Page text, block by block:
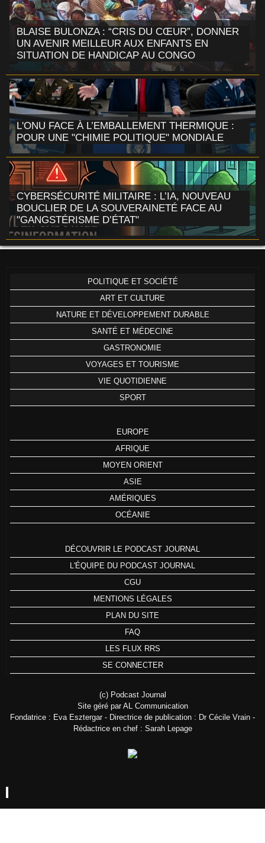
BLAISE BULONZA : “CRIS DU CŒUR”, DONNER
UN AVENIR MEILLEUR AUX ENFANTS EN
SITUATION DE HANDICAP AU CONGO
L'ONU FACE À L’EMBALLEMENT THERMIQUE :
POUR UNE "CHIMIE POLITIQUE" MONDIALE
CYBERSÉCURITÉ MILITAIRE : L’IA, NOUVEAU
BOUCLIER DE LA SOUVERAINETÉ FACE AU
"GANGSTÉRISME D’ÉTAT"
POLITIQUE ET SOCIÉTÉ
ART ET CULTURE
NATURE ET DÉVELOPPEMENT DURABLE
SANTÉ ET MÉDECINE
GASTRONOMIE
VOYAGES ET TOURISME
VIE QUOTIDIENNE
SPORT
EUROPE
AFRIQUE
MOYEN ORIENT
ASIE
AMÉRIQUES
OCÉANIE
DÉCOUVRIR LE PODCAST JOURNAL
L'ÉQUIPE DU PODCAST JOURNAL
CGU
MENTIONS LÉGALES
PLAN DU SITE
FAQ
LES FLUX RRS
SE CONNECTER
(c) Podcast Journal
Site géré par AL Communication
Fondatrice : Eva Esztergar - Directrice de publication : Dr Cécile Vrain -
Rédactrice en chef : Sarah Lepage